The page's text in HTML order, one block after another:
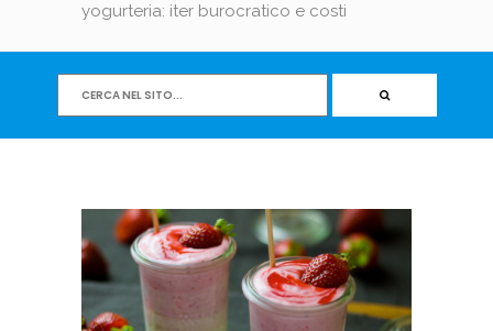
yogurteria: iter burocratico e costi